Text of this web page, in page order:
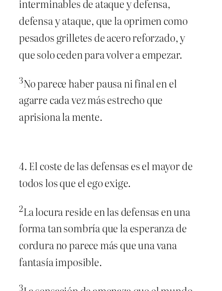
interminables de ataque y defensa,
defensa y ataque, que la oprimen como
pesados grilletes de acero reforzado, y
que solo ceden para volver a empezar.
3No parece haber pausa ni final en el
agarre cada vez más estrecho que
aprisiona la mente.
4. El coste de las defensas es el mayor de
todos los que el ego exige.
2La locura reside en las defensas en una
forma tan sombría que la esperanza de
cordura no parece más que una vana
fantasía imposible.
3